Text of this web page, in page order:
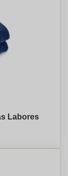
Labores